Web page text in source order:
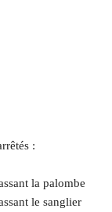
:
la palombe
le sanglier